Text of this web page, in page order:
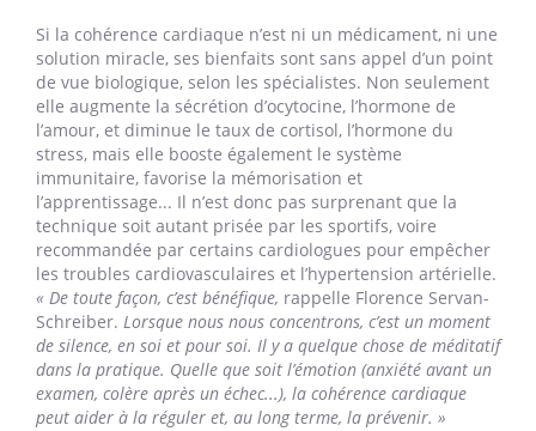
Si la cohérence cardiaque n’est ni un médicament, ni une
solution miracle, ses bienfaits sont sans appel d’un point
de vue biologique, selon les spécialistes. Non seulement
elle augmente la sécrétion d’ocytocine, l’hormone de
l’amour, et diminue le taux de cortisol, l’hormone du
stress, mais elle booste également le système
immunitaire, favorise la mémorisation et
l’apprentissage... Il n’est donc pas surprenant que la
technique soit autant prisée par les sportifs, voire
recommandée par certains cardiologues pour empêcher
les troubles cardiovasculaires et l’hypertension artérielle.
« De toute façon, c’est bénéfique, rappelle Florence Servan-
Schreiber. Lorsque nous nous concentrons, c’est un moment
de silence, en soi et pour soi. Il y a quelque chose de méditatif
dans la pratique. Quelle que soit l’émotion (anxiété avant un
examen, colère après un échec...), la cohérence cardiaque
peut aider à la réguler et, au long terme, la prévenir. »